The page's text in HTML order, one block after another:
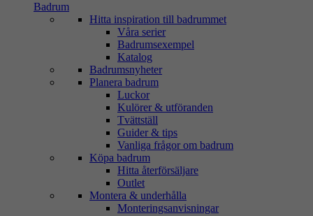
Badrum
Hitta inspiration till badrummet
Våra serier
Badrumsexempel
Katalog
Badrumsnyheter
Planera badrum
Luckor
Kulörer & utföranden
Tvättställ
Guider & tips
Vanliga frågor om badrum
Köpa badrum
Hitta återförsäljare
Outlet
Montera & underhålla
Monteringsanvisningar